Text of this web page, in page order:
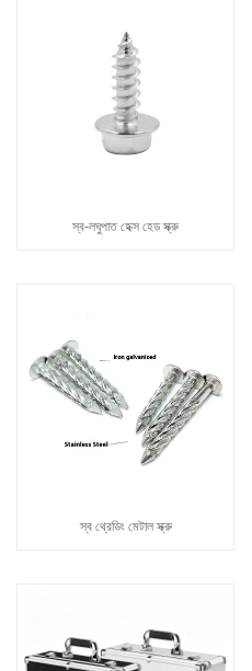
স্ব-লঘুপাত হেক্স হেড স্ক্রু
স্ব থ্রেডিং মেটাল স্ক্রু